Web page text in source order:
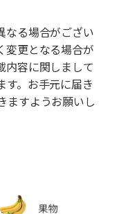
なる場合がござい
変更となる場合が
内容に関しまして
す。お手元に届き
ますようお願いし